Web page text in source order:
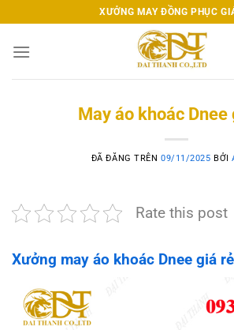
đến
nội
XƯỞNG MAY ĐỒNG PHỤC
May áo khoác Dnee
ĐÃ ĐĂNG TRÊN09/11/2025 BỞI
Rate this post
Xưởng may áo khoác Dnee giá rẻ